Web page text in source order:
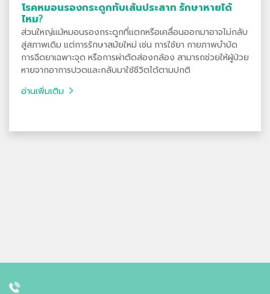
โรคหมอนรองกระดูกทับเส้นประสาท รักษาหายได้
ไหม?
ส่วนใหญ่แม้หมอนรองกระดูกที่แตกหรือเคลื่อนออกมาอาจไม่กลับ
สู่สภาพเดิม แต่การรักษาสมัยใหม่ เช่น การใช้ยา กายภาพบำบัด
การฉีดยาเฉพาะจุด หรือการผ่าตัดส่องกล้อง สามารถช่วยให้ผู้ป่วย
หายจากอาการปวดและกลับมาใช้ชีวิตได้ตามปกติ
อ่านเพิ่มเติม